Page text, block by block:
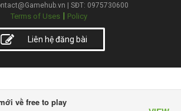
về free to play
| SĐT: 0975730600
Terms of Uses | Policy
Liên hệ đăng bài